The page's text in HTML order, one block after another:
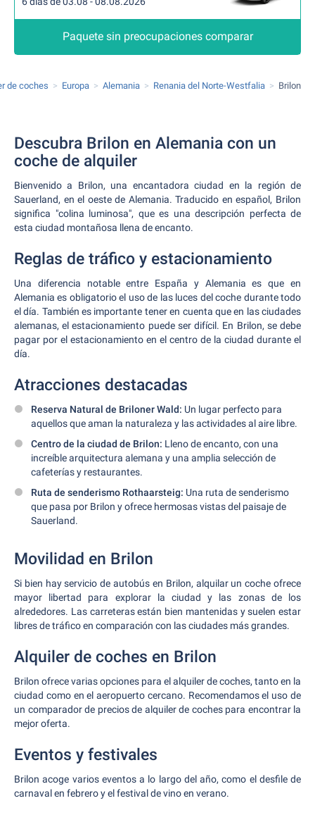
Paquete sin preocupaciones comparar
de coches Europa Alemania Renania del Norte-Westfalia Brilon
Descubra Brilon en Alemania con un
coche de alquiler
Bienvenido a Brilon, una encantadora ciudad en la región de
Sauerland, en el oeste de Alemania. Traducido en español, Brilon
significa "colina luminosa", que es una descripción perfecta de
esta ciudad montañosa llena de encanto.
Reglas de tráfico y estacionamiento
Una diferencia notable entre España y Alemania es que en
Alemania es obligatorio el uso de las luces del coche durante todo
el día. También es importante tener en cuenta que en las ciudades
alemanas, el estacionamiento puede ser difícil. En Brilon, se debe
pagar por el estacionamiento en el centro de la ciudad durante el
día.
Atracciones destacadas
Reserva Natural de Briloner Wald: Un lugar perfecto para
aquellos que aman la naturaleza y las actividades al aire libre.
Centro de la ciudad de Brilon: Lleno de encanto, con una
increíble arquitectura alemana y una amplia selección de
cafeterías y restaurantes.
Ruta de senderismo Rothaarsteig: Una ruta de senderismo
que pasa por Brilon y ofrece hermosas vistas del paisaje de
Sauerland.
Movilidad en Brilon
Si bien hay servicio de autobús en Brilon, alquilar un coche ofrece
mayor libertad para explorar la ciudad y las zonas de los
alrededores. Las carreteras están bien mantenidas y suelen estar
libres de tráfico en comparación con las ciudades más grandes.
Alquiler de coches en Brilon
Brilon ofrece varias opciones para el alquiler de coches, tanto en la
ciudad como en el aeropuerto cercano. Recomendamos el uso de
un comparador de precios de alquiler de coches para encontrar la
mejor oferta.
Eventos y festivales
Brilon acoge varios eventos a lo largo del año, como el desfile de
carnaval en febrero y el festival de vino en verano.